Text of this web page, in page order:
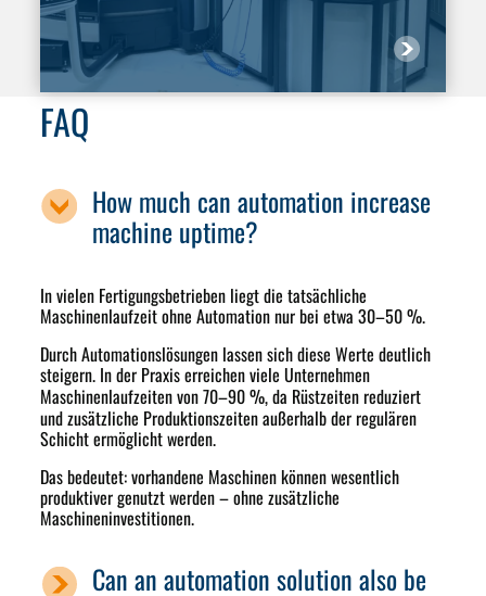
FAQ
How much can automation increase
machine uptime?
In vielen Fertigungsbetrieben liegt die tatsächliche
Maschinenlaufzeit ohne Automation nur bei etwa 30–50 %.
Durch Automationslösungen lassen sich diese Werte deutlich
steigern. In der Praxis erreichen viele Unternehmen
Maschinenlaufzeiten von70–90 %, da Rüstzeiten reduziert
und zusätzliche Produktionszeiten außerhalb der regulären
Schicht ermöglicht werden.
Das bedeutet: vorhandene Maschinen können wesentlich
produktiver genutzt werden – ohne zusätzliche
Maschineninvestitionen.
Can an automation solution also be